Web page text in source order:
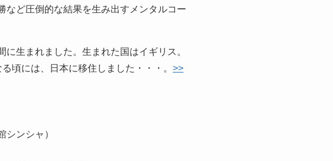
など圧倒的な結果を生み出すメンタルコー
に生まれました。生まれた国はイギリス。
頃には、日本に移住しました・・・。>>
シンシャ）